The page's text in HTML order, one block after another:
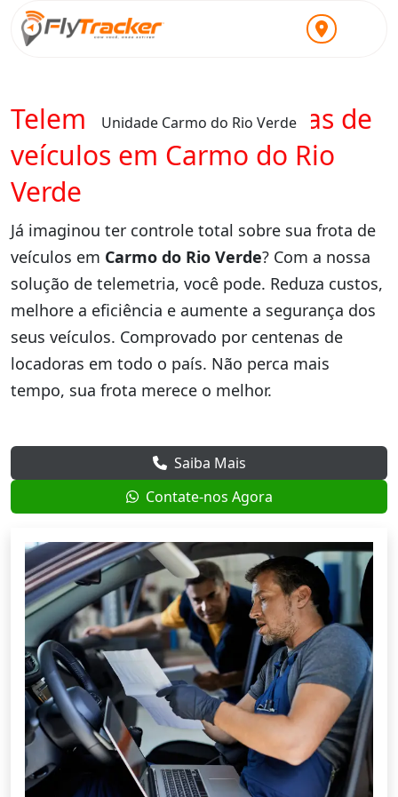
Unidade Carmo do Rio Verde
Telemetria para locadoras de
veículos em Carmo do Rio
Verde
Já imaginou ter controle total sobre sua frota de
veículos em Carmo do Rio Verde? Com a nossa
solução de telemetria, você pode. Reduza custos,
melhore a eficiência e aumente a segurança dos
seus veículos. Comprovado por centenas de
locadoras em todo o país. Não perca mais
tempo, sua frota merece o melhor.
Saiba Mais
Contate-nos Agora